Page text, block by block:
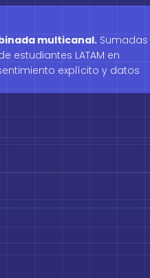
multicanal. Sumadas
estudiantes LATAM en
explícito y datos